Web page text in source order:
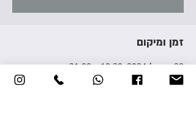
זמן ומיקום
29 בפבר׳ 2024, 18:30 – 21:00
Yehud-Monosson, Avraham Giron St 3,
Yehud-Monosson, Israel